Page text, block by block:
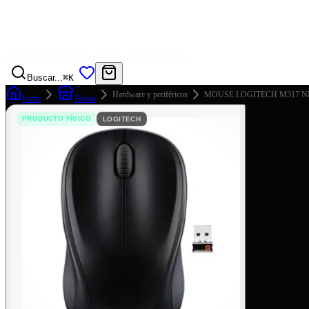
Buscar...⌘K
Inicio Tienda Hardware y periféricos MOUSE LOGITECH M317
PRODUCTO FÍSICO LOGITECH